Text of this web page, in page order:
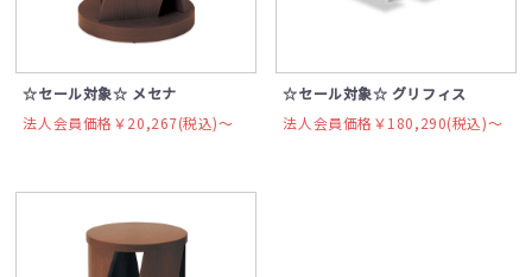
☆セール対象☆ メセナ
法人会員価格￥20,267(税込)〜
☆セール対象☆ グリフィス
法人会員価格￥180,290(税込)〜